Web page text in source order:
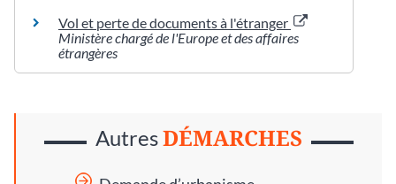
Vol et perte de documents à l'étranger
Ministère chargé de l'Europe et des affaires
étrangères
AutresDÉMARCHES